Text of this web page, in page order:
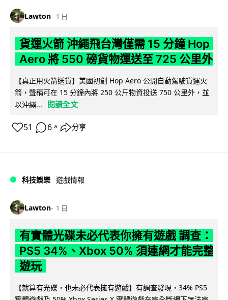
Lawton 1 日
貨運火箭 沖繩飛台灣僅需 15 分鐘 Hop
Aero 將 550 磅貨物運送至 725 公里外
【真正用火箭送貨】美國初創 Hop Aero 公開自動駕駛貨運火
箭，聲稱可在 15 分鐘內將 250 公斤物資投送 750 公里外，並
以沖繩...
閱讀全文
51 6 ↗ 分享
科技娛樂 遊戲情報
Lawton 1 日
有實體光碟未必代表你擁有遊戲 調查：
PS5 34%、Xbox 50% 須連網才能完整
遊玩
【就算有光碟，也未必代表擁有遊戲】有調查發現，34% PS5